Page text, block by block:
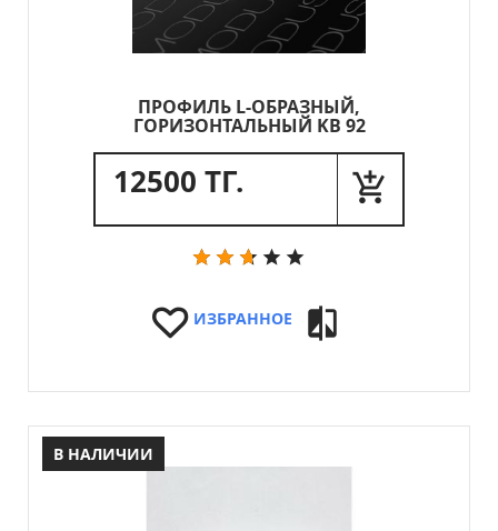
ПРОФИЛЬ L-ОБРАЗНЫЙ,
ГОРИЗОНТАЛЬНЫЙ KB 92
12500 ТГ.
ИЗБРАННОЕ
В НАЛИЧИИ